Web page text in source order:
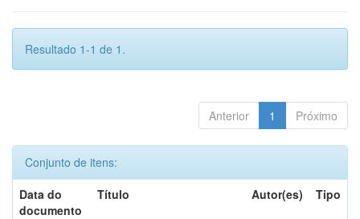
Resultado 1-1 de 1.
Anterior 1 Próximo
Conjunto de itens:
Data do
documento
Título Autor(es) Tipo